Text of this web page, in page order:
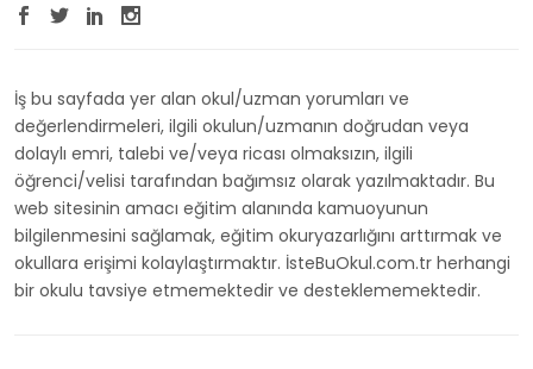
İş bu sayfada yer alan okul/uzman yorumları ve
değerlendirmeleri, ilgili okulun/uzmanın doğrudan veya
dolaylı emri, talebi ve/veya ricası olmaksızın, ilgili
öğrenci/velisi tarafından bağımsız olarak yazılmaktadır. Bu
web sitesinin amacı eğitim alanında kamuoyunun
bilgilenmesini sağlamak, eğitim okuryazarlığını arttırmak ve
okullara erişimi kolaylaştırmaktır. İsteBuOkul.com.tr herhangi
bir okulu tavsiye etmemektedir ve desteklememektedir.